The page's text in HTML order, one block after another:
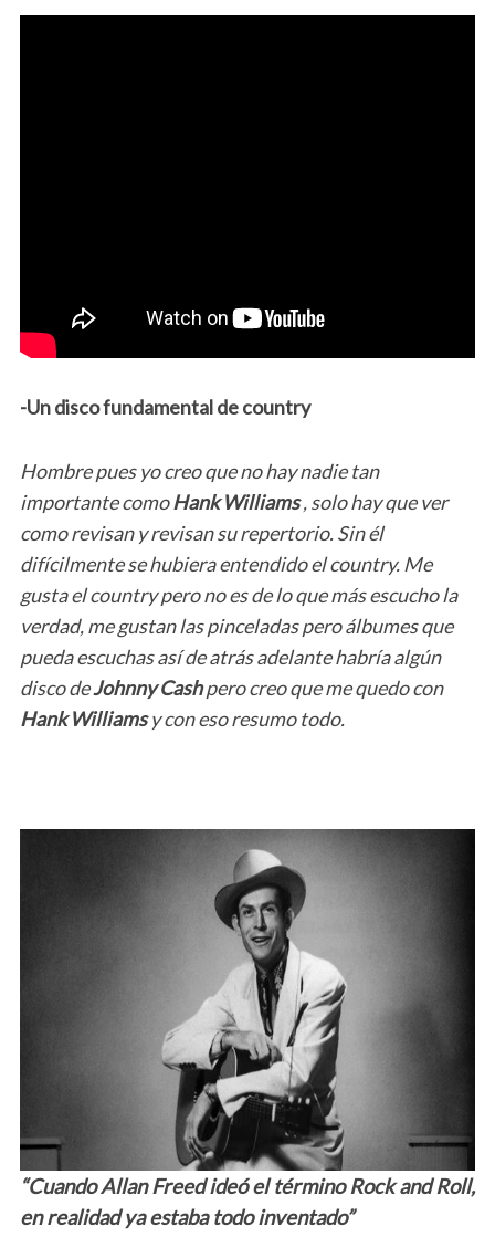
-Un disco fundamental de country
Hombre pues yo creo que no hay nadie tan
importante comoHank Williams, solo hay que ver
como revisan y revisan su repertorio. Sin él
difícilmente se hubiera entendido el country. Me
gusta el country pero no es de lo que más escucho la
verdad, me gustan las pinceladas pero álbumes que
pueda escuchas así de atrás adelante habría algún
disco deJohnny Cashpero creo que me quedo con
Hank Williamsy con eso resumo todo.
“Cuando Allan Freed ideó el término Rock and Roll,
en realidad ya estaba todo inventado”